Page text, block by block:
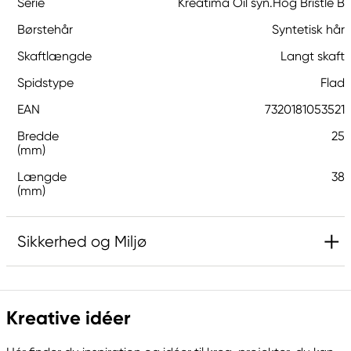
Serie
Kreatima Oil syn.Hog Bristle B
Børstehår
Syntetisk hår
Skaftlængde
Langt skaft
Spidstype
Flad
EAN
7320181053521
Bredde
(mm)
25
Længde
(mm)
38
Sikkerhed og Miljø
Ansvarlig EU
Kreatima
Kreative idéer